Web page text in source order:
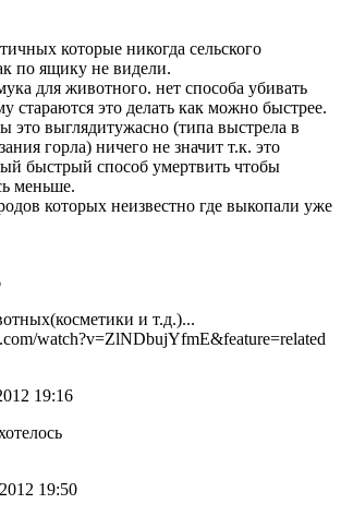
которые никогда сельского
по ящику не видели.
для животного. нет способа убивать
стараются это делать как можно быстрее.
это выглядитужасно (типа выстрела в
горла) ничего не значит т.к. это
быстрый способ умертвить чтобы
меньше.
которых неизвестно где выкопали уже
и т.д.)...
watch?v=ZlNDbujYfmE&feature=related
19:16
19:50